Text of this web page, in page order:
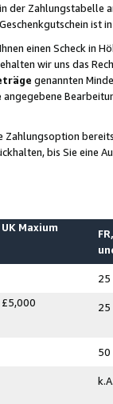
der
ist
einen Scheck in
wir uns das
genannten
angegebene
bis Sie
UK Maxium
25
£5,000 25
50